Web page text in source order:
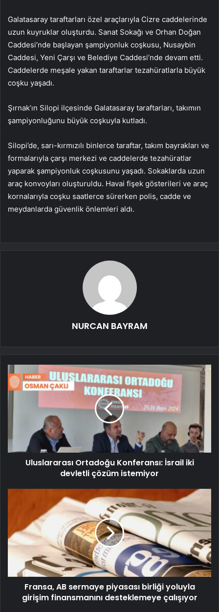
Galatasaray taraftarları özel araçlarıyla Cizre caddelerinde
uzun kuyruklar oluşturdu. Sanat Sokağı ve Orhan Doğan
Caddesi’nde başlayan şampiyonluk coşkusu, Nusaybin
Caddesi, Yeni Çarşı ve Belediye Caddesi’nde devam etti.
Caddelerde meşale yakan taraftarlar tezahüratlarla büyük
coşku yaşadı.
Şırnak’ın Silopi ilçesinde Galatasaray taraftarları, takımın
şampiyonluğunu büyük coşkuyla kutladı.
Silopi’de, sarı-kırmızılı binlerce taraftar, takım bayrakları ve
formalarıyla çarşı merkezi ve caddelerde tezahüratlar
yaparak şampiyonluk coşkusunu yaşadı. Sokaklarda uzun
araç konvoyları oluşturuldu. Havai fişek gösterileri ve araç
kornalarıyla coşku saatlerce sürerken polis, cadde ve
meydanlarda güvenlik önlemleri aldı.
NURCAN BAYRAM
Uluslararası Ortadoğu Konferansı: İsrail iki
devletli çözüm istemiyor
Fransa, AB sermaye piyasası birliği yoluyla
girişim finansmanını desteklemeye çalışıyor